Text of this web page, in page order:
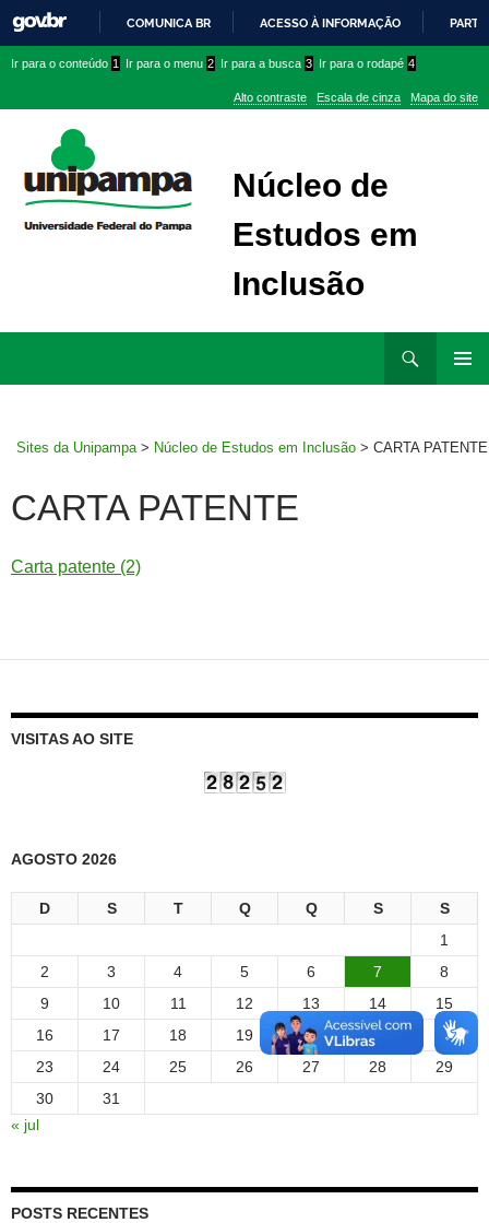
PARA
CONTEÚDO
COMUNICA BR ACESSO À INFORMAÇÃO
conteúdo
menu
superior
menu
Ir para o conteúdo 1 Ir para o menu 2 Ir para a busca 3 Ir para o rodapé 4
Alto contraste Escala de cinza Mapa do site
Núcleo de
Estudos em
Inclusão
Sites da Unipampa > Núcleo de Estudos em Inclusão > CARTA PATENTE
CARTA PATENTE
Carta patente (2)
VISITAS AO SITE
AGOSTO 2026
D S T Q Q S
S
1
2
3 4 5 6 7
8
9
10 11 12 13 14
15
16
17 18 19 20 21
22
23
24 25 26 27 28
29
30
31
« jul
POSTS RECENTES